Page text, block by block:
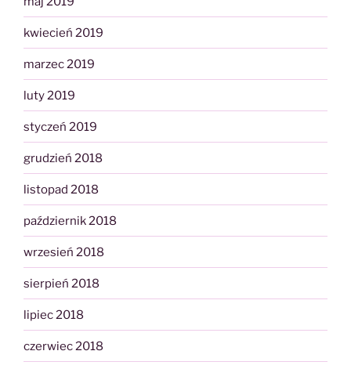
kwiecień 2019
marzec 2019
luty 2019
styczeń 2019
grudzień 2018
listopad 2018
październik 2018
wrzesień 2018
sierpień 2018
lipiec 2018
czerwiec 2018